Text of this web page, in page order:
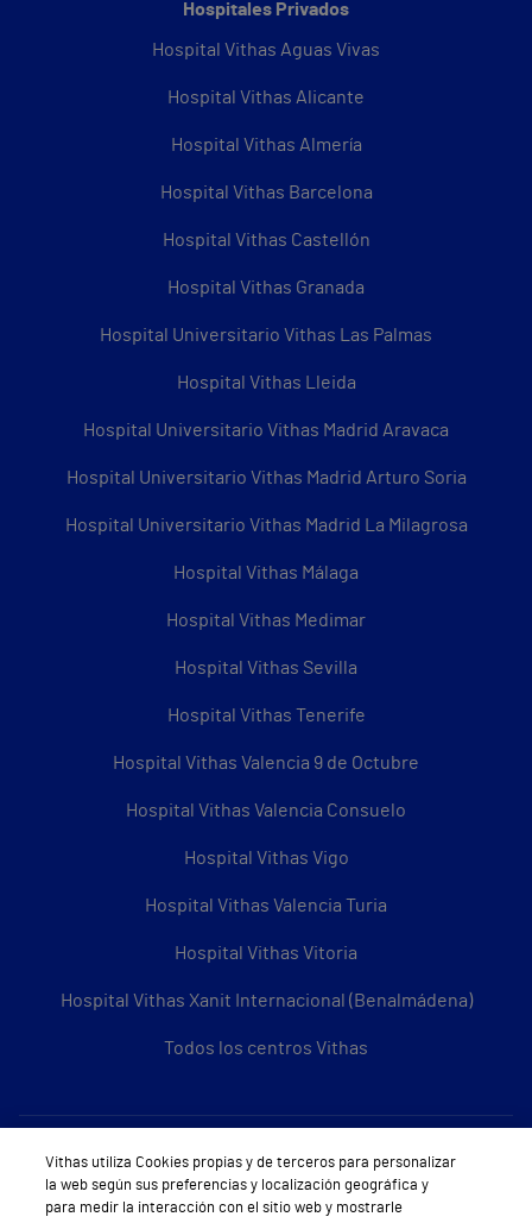
Hospitales Privados
Hospital Vithas Aguas Vivas
Hospital Vithas Alicante
Hospital Vithas Almería
Hospital Vithas Barcelona
Hospital Vithas Castellón
Hospital Vithas Granada
Hospital Universitario Vithas Las Palmas
Hospital Vithas Lleida
Hospital Universitario Vithas Madrid Aravaca
Hospital Universitario Vithas Madrid Arturo Soria
Hospital Universitario Vithas Madrid La Milagrosa
Hospital Vithas Málaga
Hospital Vithas Medimar
Hospital Vithas Sevilla
Hospital Vithas Tenerife
Hospital Vithas Valencia 9 de Octubre
Hospital Vithas Valencia Consuelo
Hospital Vithas Vigo
Hospital Vithas Valencia Turia
Hospital Vithas Vitoria
Hospital Vithas Xanit Internacional (Benalmádena)
Todos los centros Vithas
Sobre Vithas
Quiénes somos
Vithas utiliza Cookies propias y de terceros para personalizar
la web según sus preferencias y localización geográfica y
para medir la interacción con el sitio web y mostrarle